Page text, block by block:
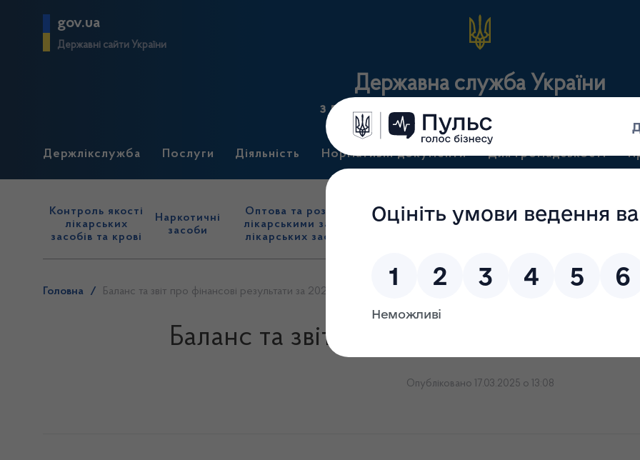
gov.ua
Державні сайти України
Державна служба України
з лікарських засобів та контролю за наркотиками
Держлікслужба Послуги Діяльність Нормативні документи Для громадськості
Контроль якості
лікарських
засобів та крові
Наркотичні
засоби
Оптова та роздрібна торгівля
лікарськими засобами, імпорт
лікарських засобів (крім АФІ)
Державний
нагляд
виробництва
Головна / Баланс та звіт про фінансові результати за 2024 рік
Баланс та звіт про фінансові
Опубліковано 17.03.2025 о 13:08